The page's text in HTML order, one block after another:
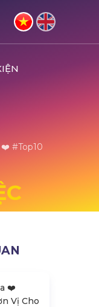
❤️️ #top10
❤️️
Vị Cho